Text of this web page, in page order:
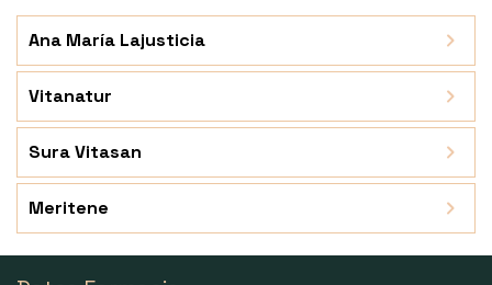
Ana María Lajusticia
Vitanatur
Sura Vitasan
Meritene